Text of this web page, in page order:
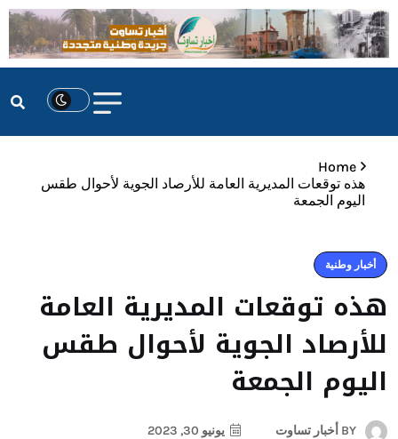
Home
هذه توقعات المديرية العامة للأرصاد الجوية لأحوال طقس
اليوم الجمعة
أخبار وطنية
هذه توقعات المديرية العامة
للأرصاد الجوية لأحوال طقس
اليوم الجمعة
BY أخبار تساوت يونيو 30, 2023